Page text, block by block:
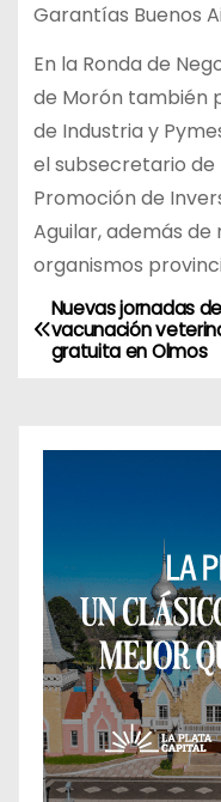
Garantías Buenos
En la Ronda de
de Morón también
de Industria y
el subsecretario
Promoción de
Aguilar, además
organismos
N
a
a
c
ó
n
Nuevas jornadas de
vacunación
gratuita en Olmos